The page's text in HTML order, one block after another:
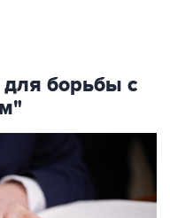
борьбы с